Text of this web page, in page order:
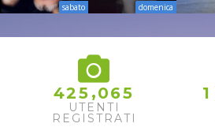
sabato domenica
425 ,065
UTENTI
REGISTRATI
1